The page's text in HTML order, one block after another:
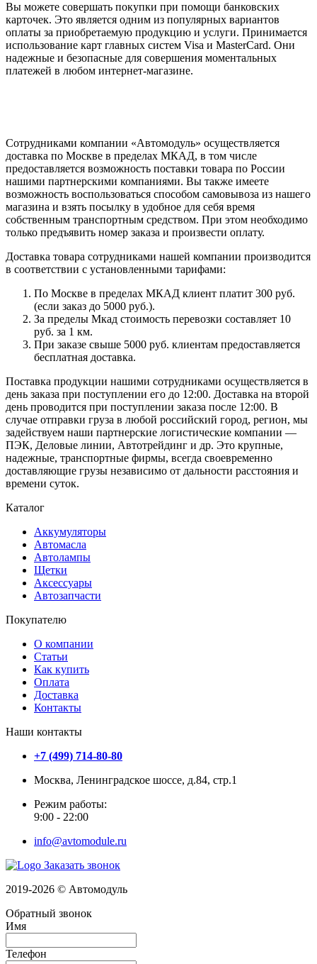
Вы можете совершать покупки при помощи банковских
карточек. Это является одним из популярных вариантов
оплаты за приобретаемую продукцию и услуги. Принимается
использование карт главных систем Visa и MasterCard. Они
надежные и безопасные для совершения моментальных
платежей в любом интернет-магазине.
Сотрудниками компании «Автомодуль» осуществляется
доставка по Москве в пределах МКАД, в том числе
предоставляется возможность поставки товара по России
нашими партнерскими компаниями. Вы также имеете
возможность воспользоваться способом самовывоза из нашего
магазина и взять посылку в удобное для себя время
собственным транспортным средством. При этом необходимо
только предъявить номер заказа и произвести оплату.
Доставка товара сотрудниками нашей компании производится
в соответствии с установленными тарифами:
По Москве в пределах МКАД клиент платит 300 руб.
(если заказ до 5000 руб.).
За пределы Мкад стоимость перевозки составляет 10
руб. за 1 км.
При заказе свыше 5000 руб. клиентам предоставляется
бесплатная доставка.
Поставка продукции нашими сотрудниками осуществляется в
день заказа при поступлении его до 12:00. Доставка на второй
день проводится при поступлении заказа после 12:00. В
случае отправки груза в любой российский город, регион, мы
задействуем наши партнерские логистические компании —
ПЭК, Деловые линии, Автотрейдинг и др. Это крупные,
надежные, транспортные фирмы, всегда своевременно
доставляющие грузы независимо от дальности расстояния и
времени суток.
Каталог
Аккумуляторы
Автомасла
Автолампы
Щетки
Аксессуары
Автозапчасти
Покупателю
О компании
Статьи
Как купить
Оплата
Доставка
Контакты
Наши контакты
+7 (499) 714-80-80
Москва, Ленинградское шоссе, д.84, стр.1
Режим работы:
9:00 - 22:00
info@avtomodule.ru
Заказать звонок
2019-2026 © Автомодуль
Обратный звонок
Имя
Телефон